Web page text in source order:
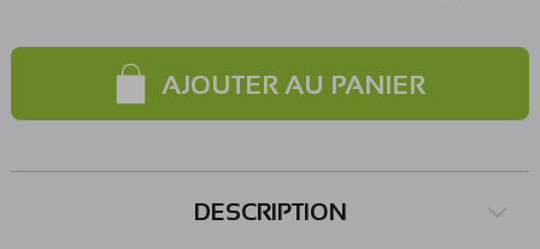
AJOUTER AU PANIER
DESCRIPTION